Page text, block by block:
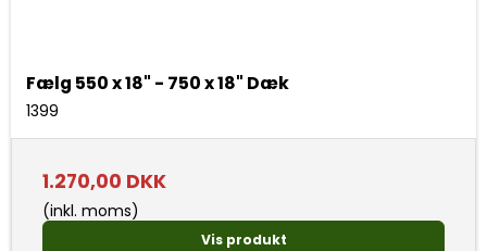
Fælg 550 x 18" - 750 x 18" Dæk
1399
1.270,00 DKK
(inkl. moms)
Vis produkt